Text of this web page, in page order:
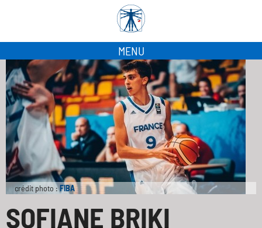
MENU
crédit photo :FIBA
SOFIANE BRIKI